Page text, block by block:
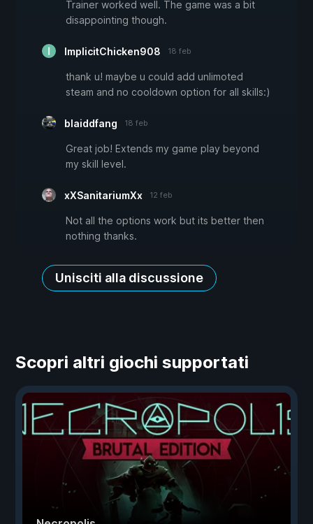
Trainer worked well. The game was a bit
disappointing though.
ImplicitChicken908 18 feb
thank u! maybe u could add unlimoted
steam and no cooldown option for all skills:)
blaiddfang 18 feb
Great job! Extends my game play beyond
my skill level.
xXSanitariumXx 12 feb
Not all the options work but its better then
nothing thanks.
Unisciti alla discussione
Scopri altri giochi supportati